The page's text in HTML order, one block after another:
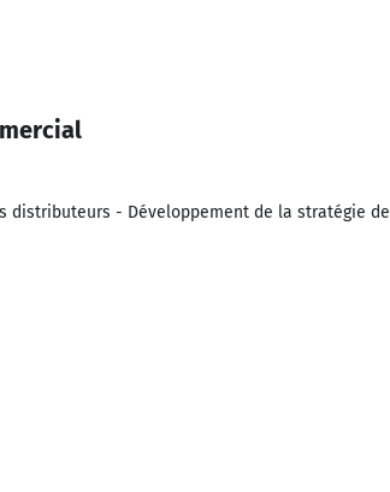
- Développement de la stratégie de